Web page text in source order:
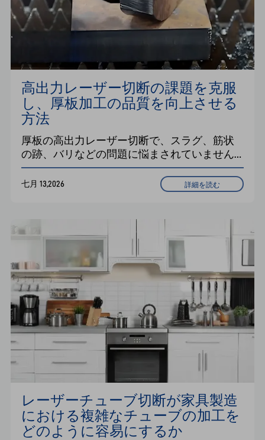
高出力レーザー切断の課題を克服
し、厚板加工の品質を向上させる
方法
厚板の高出力レーザー切断で、スラグ、筋状
の跡、バリなどの問題に悩まされていません
か？この記事では、その根本原因を分析し、
ノズル、フォーカス、ガス、速度の調整に関
する実践的な解決策をご紹介します。さら
断品質と安定性をどのように向上させるかに
ついても解説します。
七月 13,2026 詳細を読む
レーザーチューブ切断が家具製造
における複雑なチューブの加工を
どのように容易にするか